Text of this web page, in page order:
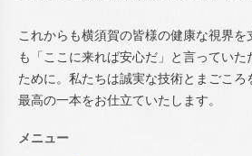
これからも横須賀の皆様の健康な視界
も「ここに来れば安心だ」と言っていた
ために。私たちは誠実な技術とまごこ
最高の一本をお仕立ていたします。
メニュー